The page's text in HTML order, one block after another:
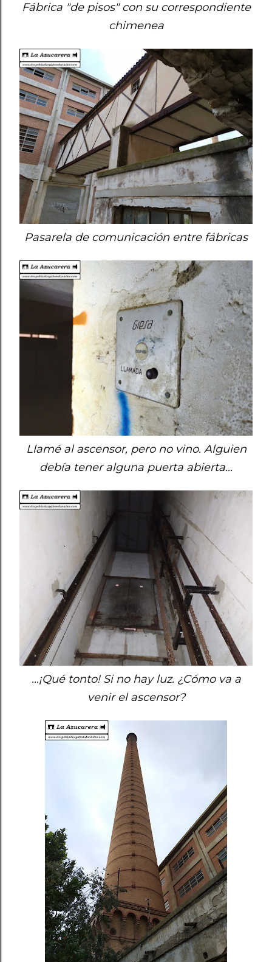
Fábrica "de pisos" con su correspondiente
chimenea
Pasarela de comunicación entre fábricas
Llamé al ascensor, pero no vino. Alguien
debía tener alguna puerta abierta...
...¡Qué tonto! Si no hay luz. ¿Cómo va a
venir el ascensor?